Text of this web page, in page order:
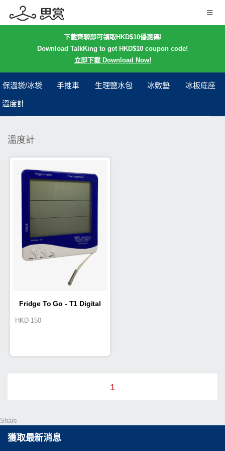
下載齊聊即可領取HKD$10優惠碼!
Download TalkKing to get HKD$10 coupon code!
立即下載 Download Now!
保溫袋/冰袋 手推車 生理鹽水包 冰敷墊 冰板底座
溫度計
溫度計
Fridge To Go - T1 Digital
HKD 150
1
Share
獲取最新消息